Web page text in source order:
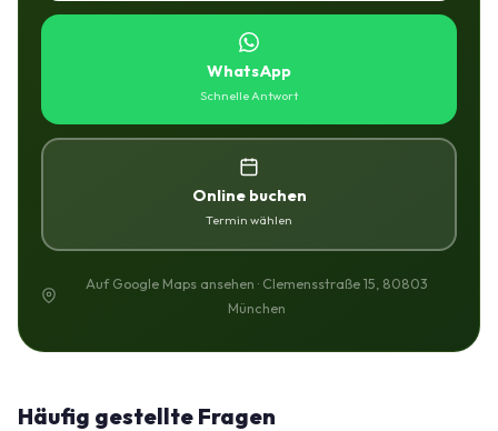
WhatsApp
Schnelle Antwort
Online buchen
Termin wählen
Auf Google Maps ansehen · Clemensstraße 15, 80803
München
Häufig gestellte Fragen